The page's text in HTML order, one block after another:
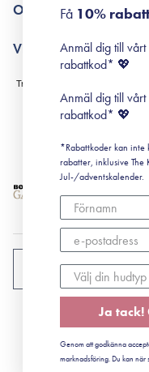
Retinol för nybörjare
Om Surisuri
Black Friday
Villkor
Leverans & Retur
Köpvillkor
Prenumerationsvillkor
Cookiepolicy
© 2022 Surisuri ApS
CVR:
Få 10% rabatt
Anmäl dig till
rabattkod* 💖
Anmäl dig till
rabattkod* 💖
*Rabattkoder kan inte
rabatter, inklusive The
Jul-/adventskalender.
Ja tack!
Genom att godkänna
marknadsföring. Du kan när